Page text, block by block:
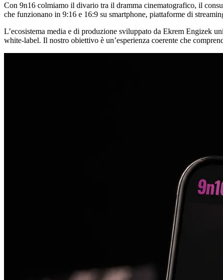
Con 9n16 colmiamo il divario tra il dramma cinematografico, il
che funzionano in 9:16 e 16:9 su smartphone, piattaforme di
L’ecosistema media e di produzione sviluppato da Ekrem Engizek
white-label. Il nostro obiettivo è un’esperienza coerente che